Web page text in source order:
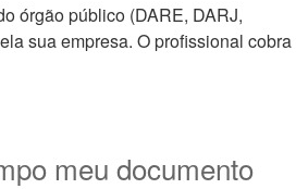
órgão público (DARE, DARJ,
sua empresa. O profissional cobra
meu documento